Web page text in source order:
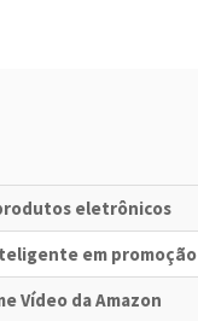
eletrônicos
em promoção
Vídeo da Amazon